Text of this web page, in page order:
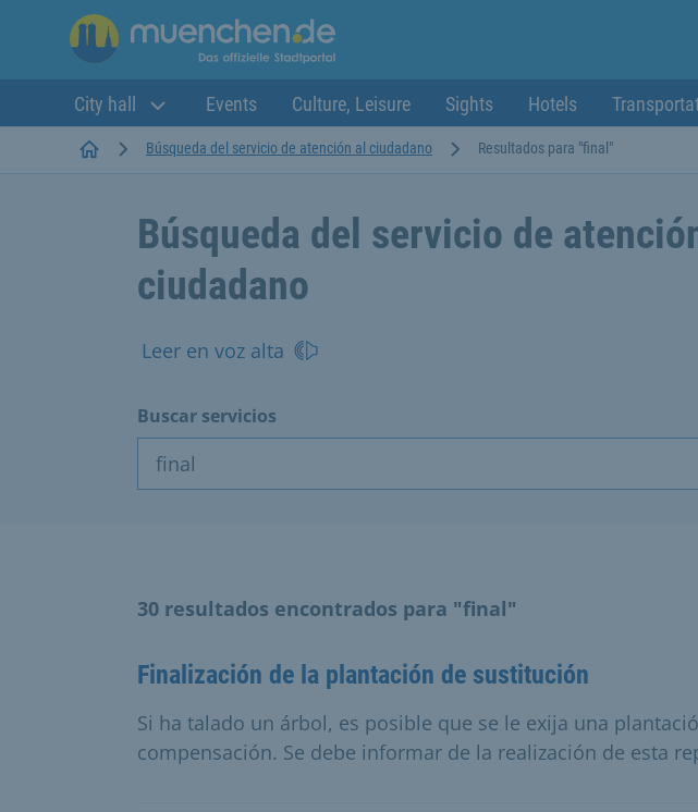
City hall Events Culture, Leisure Sights Hotels
StartseiteBúsqueda del servicio de atención al ciudadano Resultados para "final"
Búsqueda del servicio de
ciudadano
Leer en voz alta
Buscar servicios
30 resultados encontrados para "final"
Finalización de la plantación de sustitución
Si ha talado un árbol, es posible que se le exija una
compensación. Se debe informar de la realización de esta